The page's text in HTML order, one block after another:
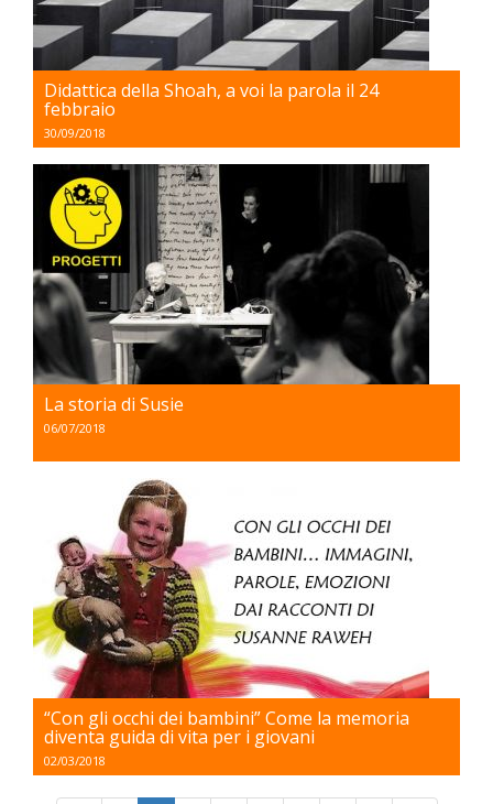
Didattica della Shoah, a voi la parola il 24
febbraio
30/09/2018
La storia di Susie
06/07/2018
“Con gli occhi dei bambini” Come la memoria
diventa guida di vita per i giovani
02/03/2018